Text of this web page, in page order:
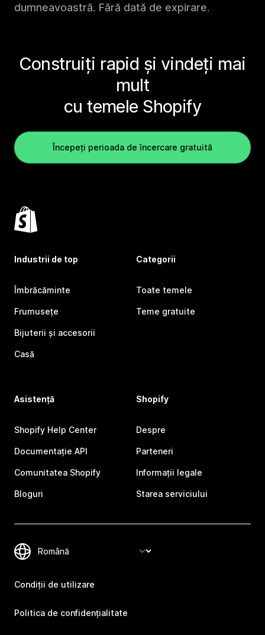
dumneavoastră. Fără dată de expirare.
Construiți rapid și vindeți mai
mult
cu temele Shopify
Începeți perioada de încercare gratuită
Industrii de top
Îmbrăcăminte
Frumusețe
Bijuterii și accesorii
Casă
Categorii
Toate temele
Teme gratuite
Asistență
Shopify Help Center
Documentație API
Comunitatea Shopify
Bloguri
Shopify
Despre
Parteneri
Informații legale
Starea serviciului
Condiții de utilizare
Politica de confidențialitate